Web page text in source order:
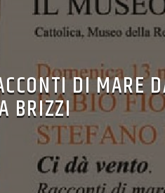
DI MARE
BRIZZI